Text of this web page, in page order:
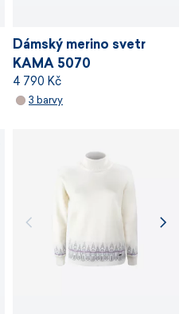
Dámský merino svetr
KAMA 5070
4 790 Kč
3 barvy